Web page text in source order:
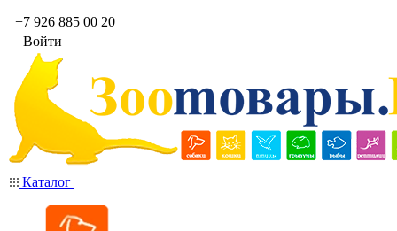
+7 926 885 00 20
Войти
Каталог